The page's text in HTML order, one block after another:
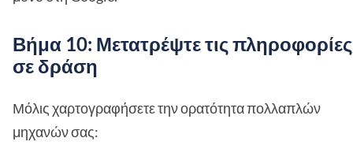
Βήμα 10: Μετατρέψτε τις πληροφορίες
σε δράση
Μόλις χαρτογραφήσετε την ορατότητα πολλαπλών
μηχανών σας: